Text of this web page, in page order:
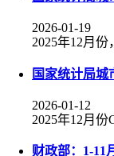
2026-01-19
2025年12月
国家统计局城
2026-01-12
2025年12月份
财政部：1-11